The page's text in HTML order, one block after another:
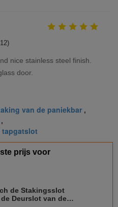
nice stainless steel finish.
door.
van de paniekbar ,
,
tapgatslot
prijs voor
de Stakingsslot
de Deurslot van de